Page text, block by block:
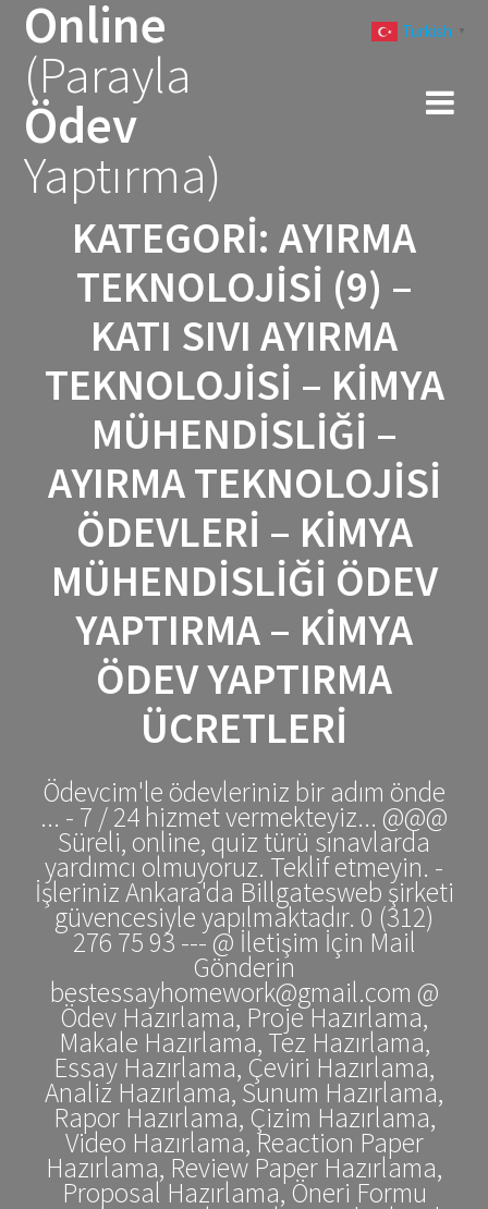
Online
(Parayla
Ödev
Yaptırma)
KATEGORI: AYIRMA
TEKNOLOJISI (9) –
KATI SIVI AYIRMA
TEKNOLOJISI – KIMYA
MÜHENDISLIĞI –
AYIRMA TEKNOLOJISI
ÖDEVLERI – KIMYA
MÜHENDISLIĞI ÖDEV
YAPTIRMA – KIMYA
ÖDEV YAPTIRMA
ÜCRETLERI
Ödevcim'le ödevleriniz bir adım önde
... - 7 / 24 hizmet vermekteyiz... @@@
Süreli, online, quiz türü sınavlarda
yardımcı olmuyoruz. Teklif etmeyin. -
İşleriniz Ankara'da Billgatesweb şirketi
güvencesiyle yapılmaktadır. 0 (312)
276 75 93 --- @ İletişim İçin Mail
Gönderin
bestessayhomework@gmail.com @
Ödev Hazırlama, Proje Hazırlama,
Makale Hazırlama, Tez Hazırlama,
Essay Hazırlama, Çeviri Hazırlama,
Analiz Hazırlama, Sunum Hazırlama,
Rapor Hazırlama, Çizim Hazırlama,
Video Hazırlama, Reaction Paper
Hazırlama, Review Paper Hazırlama,
Proposal Hazırlama, Öneri Formu
Turkish ▼